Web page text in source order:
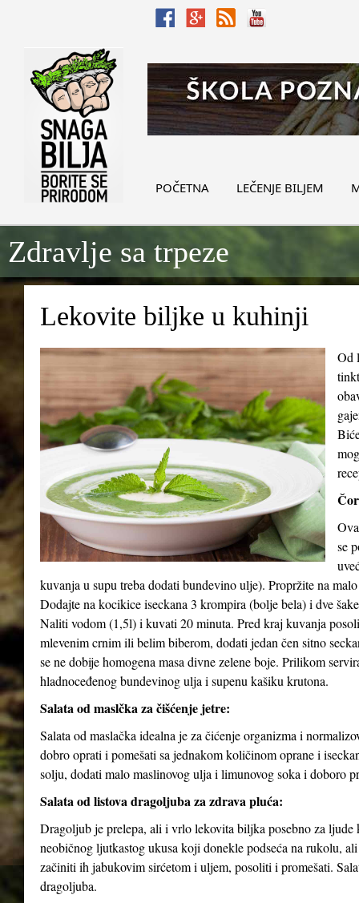
POČETNA LEČENJE BILJEM
Zdravlje sa trpeze
Lekovite biljke u kuhinji
Od
se
kuvanja u supu treba dodati bundevino ulje). Propržite na
Dodajte na kocikice iseckana 3 krompira (bolje bela) i dve
Naliti vodom (1,5l) i kuvati 20 minuta. Pred kraj kuvanja
mlevenim crnim ili belim biberom, dodati jedan čen sitno
se ne dobije homogena masa divne zelene boje. Prilikom
hladnoceđenog bundevinog ulja i supenu kašiku krutona.
Salata od maslčka za čišćenje jetre:
Salata od maslačka idealna je za čićenje organizma i
dobro oprati i pomešati sa jednakom količinom oprane i
solju, dodati malo maslinovog ulja i limunovog soka i doboro
Salata od listova dragoljuba za zdrava pluća:
Dragoljub je prelepa, ali i vrlo lekovita biljka posebno za
neobičnog ljutkastog ukusa koji donekle podseća na rukolu,
začiniti ih jabukovim sirćetom i uljem, posoliti i promešati.
dragoljuba.